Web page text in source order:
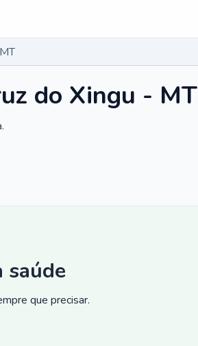
do Xingu - MT
saúde
que precisar.